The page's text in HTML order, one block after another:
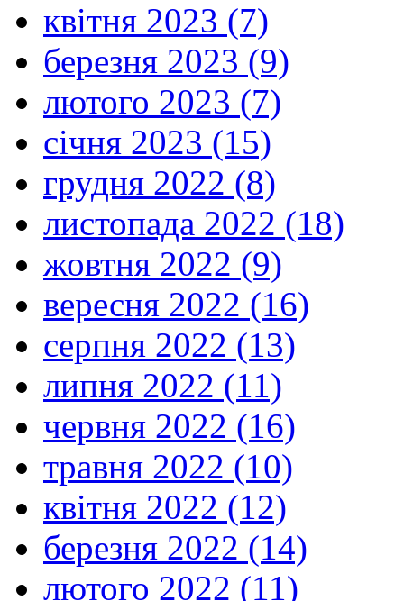
квітня 2023 (7)
березня 2023 (9)
лютого 2023 (7)
січня 2023 (15)
грудня 2022 (8)
листопада 2022 (18)
жовтня 2022 (9)
вересня 2022 (16)
серпня 2022 (13)
липня 2022 (11)
червня 2022 (16)
травня 2022 (10)
квітня 2022 (12)
березня 2022 (14)
лютого 2022 (11)